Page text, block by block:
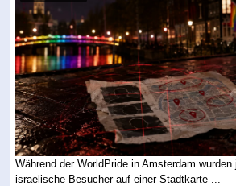
Während der WorldPride in Amsterdam wurden
israelische Besucher auf einer Stadtkarte ...